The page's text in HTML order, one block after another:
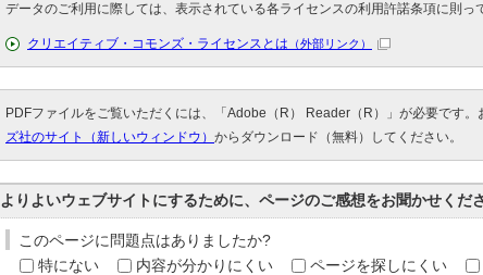
データのご利用に際しては、表示されている各ライセンスの利用許諾条項に則っ
クリエイティブ・コモンズ・ライセンスとは （外部リンク）
PDFファイルをご覧いただくには、「Adobe（R） Reader（R）」が必要です。
ズ社のサイト（新しいウィンドウ） からダウンロード（無料）してください。
よりよいウェブサイトにするために、ページのご感想をお聞かせくださ
このページに問題点はありましたか?
特にない
内容が分かりにくい ページを探しにくい